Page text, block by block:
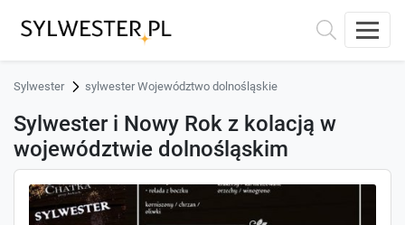
Sylwester sylwester Województwo dolnośląskie
Sylwester i Nowy Rok z kolacją w
województwie dolnośląskim